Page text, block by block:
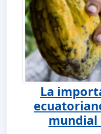
La
mundial